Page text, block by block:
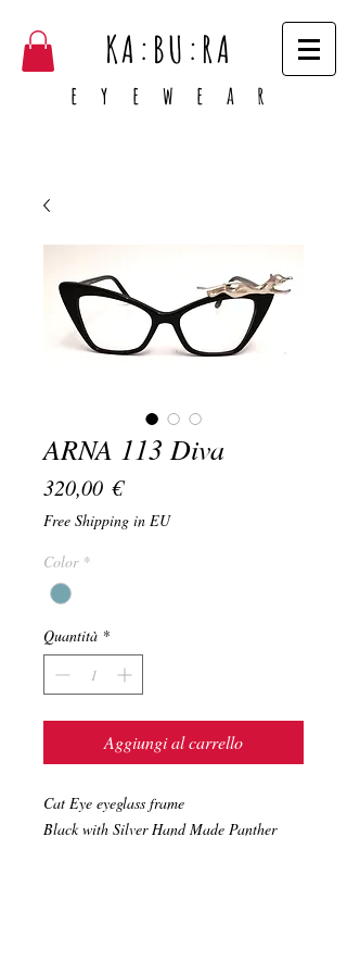
KA:BU:RA
e y e w e a r
ARNA 113 Diva
320,00 €Prezzo
Free Shipping in EU
Color *
Quantità *
Aggiungi al carrello
Cat Eye eyeglass frame
Black with Silver Hand Made Panther